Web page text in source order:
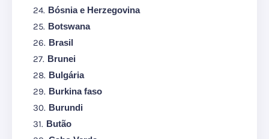
Bósnia e Herzegovina
Botswana
Brasil
Brunei
Bulgária
Burkina faso
Burundi
Butão